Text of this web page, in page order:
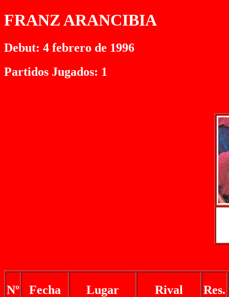
FRANZ ARANCIBIA
Debut: 4 febrero de 1996
Partidos Jugados: 1
Nº Fecha Lugar Rival Res.